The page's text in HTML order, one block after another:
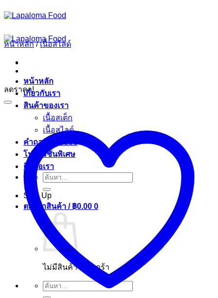
ข้าม
ไป
ยัง
เนื้อหา
หน้าหลัก
เกี่ยวกับเรา
สินค้าของเรา
เนื้อสเต็ก
เนื้อสไลด์
คำถามที่พบบ่อย
โปรโมชั่นพิเศษ
ติดต่อเรา
ค้นหา:
Sign Up
ตะกร้าสินค้า / ฿0.00 0
ไม่มีสินค้าในตะกร้า
ค้นหา:
หน้าหลัก / เนื้อสไลด์
ลดราคา!